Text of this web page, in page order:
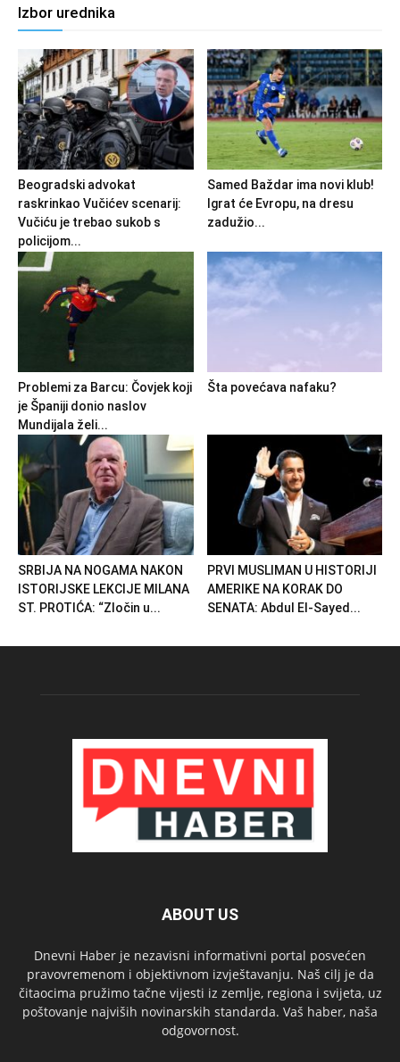
Izbor urednika
Beogradski advokat
raskrinkao Vučićev scenarij:
Vučiću je trebao sukob s
policijom...
Samed Baždar ima novi klub!
Igrat će Evropu, na dresu
zadužio...
Problemi za Barcu: Čovjek koji
je Španiji donio naslov
Mundijala želi...
Šta povećava nafaku?
SRBIJA NA NOGAMA NAKON
ISTORIJSKE LEKCIJE MILANA
ST. PROTIĆA: “Zločin u...
PRVI MUSLIMAN U HISTORIJI
AMERIKE NA KORAK DO
SENATA: Abdul El-Sayed...
ABOUT US
Dnevni Haber je nezavisni informativni portal posvećen
pravovremenom i objektivnom izvještavanju. Naš cilj je da
čitaocima pružimo tačne vijesti iz zemlje, regiona i svijeta, uz
poštovanje najviših novinarskih standarda. Vaš haber, naša
odgovornost.